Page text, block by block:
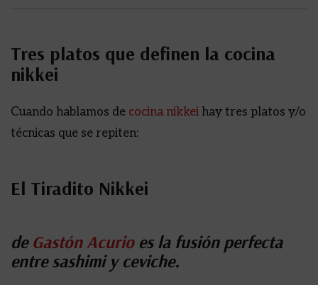
Tres platos que definen la cocina
nikkei
Cuando hablamos de cocina nikkei hay tres platos y/o
técnicas que se repiten:
El Tiradito Nikkei
de Gastón Acurioes la fusión perfecta
entre sashimi y ceviche.